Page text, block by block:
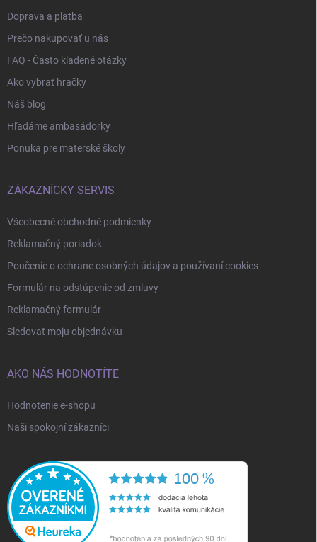
Doprava a platba
Prečo nakupovať u nás
FAQ - Často kladené otázky
Ako vybrať hračky
Náš blog
Hľadáme ambasádorky
Ponuka pre materské školy
ZÁKAZNÍCKY SERVIS
Všeobecné obchodné podmienky
Reklamačný poriadok
Poučenie o ochrane osobných údajov a používaní cookies
Formulár na odstúpenie od zmluvy
Reklamačný formulár
Sledovať moju objednávku
AKO NÁS HODNOTÍTE
Hodnotenie e-shopu
Naši spokojní zákazníci